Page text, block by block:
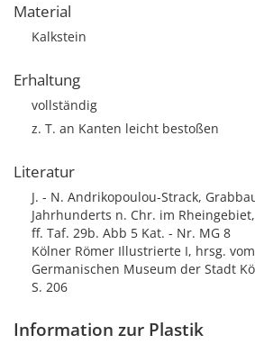
Material
Kalkstein
Erhaltung
vollständig
z. T. an Kanten leicht bestoßen
Literatur
J. - N. Andrikopoulou-Strack,
Jahrhunderts n. Chr. im
ff. Taf. 29b. Abb 5 Kat. - Nr. MG 8
Kölner Römer Illustrierte I, hrsg.
Germanischen Museum der Stadt
S. 206
Information zur Plastik